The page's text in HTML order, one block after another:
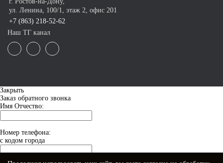
ул. Ленина, 100/1, этаж 2, офис 201
+7 (863) 218-52-62
Наш ТГ канал
Закрыть
Заказ обратного звонка
Имя Отчество:
Номер телефона:
с кодом города